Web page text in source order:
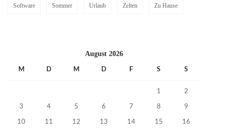
Software Sommer Urlaub Zelten Zu Hause
August 2026
M D M D F S S
1 2
3 4 5 6 7 8 9
10 11 12 13 14 15 16